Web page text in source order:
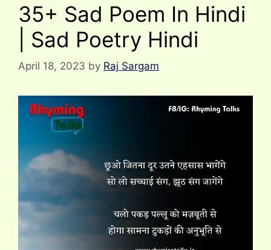
35+ Sad Poem In Hindi
| Sad Poetry Hindi
April 18, 2023 by Raj Sargam